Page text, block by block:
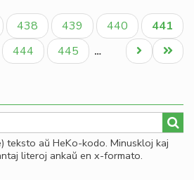
de
la
Paĝo
438 Paĝo
439 Paĝo
440
Aktuala
paĝo
441
Paĝo
444 Paĝo
445 …
Last
page
Next
page
teksto aŭ HeKo-kodo. Minuskloj kaj
literoj ankaŭ en x-formato.